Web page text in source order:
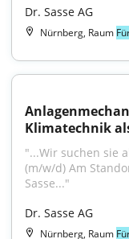
Dr. Sasse AG
Nürnberg, Raum
Klimatechnik
"...Wir suchen sie
(m/w/d) Am
Sasse..."
Dr. Sasse AG
Nürnberg, Raum